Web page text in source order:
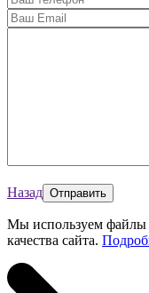
Назад
Мы используем файлы
качества сайта.